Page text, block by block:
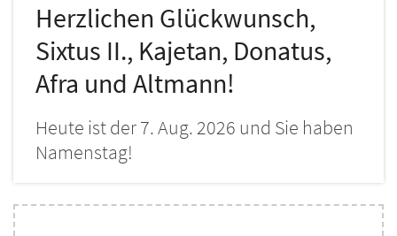
Herzlichen Glückwunsch,
Sixtus II., Kajetan, Donatus,
Afra und Altmann!
Heute ist der 7. Aug. 2026 und Sie haben
Namenstag!